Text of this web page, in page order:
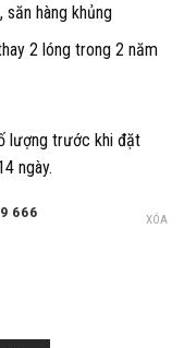
hàng khủng
2 lóng trong 2 năm
lượng trước khi đặt
ngày.
666 XÓA
lượng